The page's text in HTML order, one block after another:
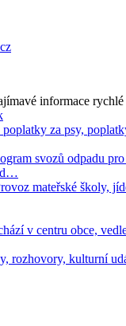
informace rychlé
poplatky za psy,
svozů odpadu
mateřské školy,
v centru obce,
rozhovory, kulturní